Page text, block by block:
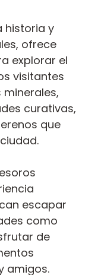
historia y
ofrece
explorar el
visitantes
curativas,
que
escapar
como
de
amigos.